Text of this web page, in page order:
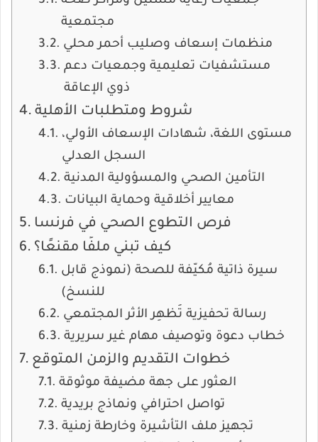
مجتمعية
منظمات إسعاف وصليب أحمر محلي
مستشفيات تعليمية وجمعيات دعم
ذوي الإعاقة
شروط ومتطلبات الأهلية
مستوى اللغة، شهادات الإسعاف الأولي،
السجل العدلي
التأمين الصحي والمسؤولية المدنية
معايير أخلاقية وحماية البيانات
فرص التطوع الصحي في فرنسا
كيف تبني ملفًا مقنعًا؟
سيرة ذاتية مُكيّفة للصحة (نموذج قابل
للنسخ)
رسالة تحفيزية تُظهِر الأثر المجتمعي
خطاب دعوة وتوصيف مهام غير سريرية
خطوات التقديم والزمن المتوقع
العثور على جهة مضيفة موثوقة
تواصل احترافي ونماذج بريدية
تجهيز ملف التأشيرة وخارطة زمنية